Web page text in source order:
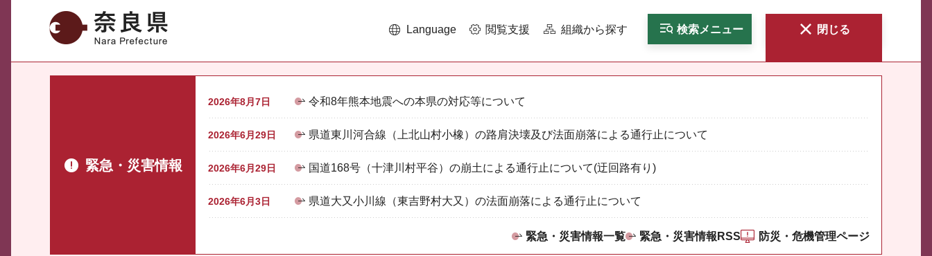
奈良県 Language 閲覧支援 組織から探す 検索メニュー 閉じる
緊急・災害情報
2026年8月7日 令和8年熊本地震への本県の対応等について
2026年6月29日 県道東川河合線（上北山村小橡）の路肩決壊及び法面崩落による通行止について
2026年6月29日 国道168号（十津川村平谷）の崩土による通行止について(迂回路有り)
2026年6月3日 県道大又小川線（東吉野村大又）の法面崩落による通行止について
緊急・災害情報一覧 緊急・災害情報RSS 防災・危機管理ページ